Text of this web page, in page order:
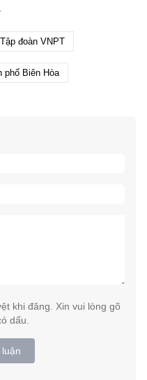
Tập đoàn VNPT
phố Biên Hòa
khi đăng. Xin vui lòng gõ
dấu.